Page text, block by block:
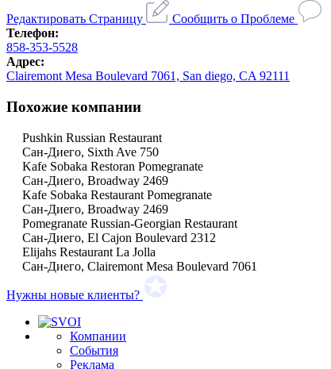
Редактировать Страницу
Сообщить о Проблеме
Телефон:
858-353-5528
Адрес:
Clairemont Mesa Boulevard 7061, San diego, CA 92111
Похожие компании
Pushkin Russian Restaurant
Сан-Диего, Sixth Ave 750
Kafe Sobaka Restoran Pomegranate
Сан-Диего, Broadway 2469
Kafe Sobaka Restaurant Pomegranate
Сан-Диего, Broadway 2469
Pomegranate Russian-Georgian Restaurant
Сан-Диего, El Cajon Boulevard 2312
Elijahs Restaurant La Jolla
Сан-Диего, Clairemont Mesa Boulevard 7061
Нужны новые клиенты?
Компании
События
Реклама